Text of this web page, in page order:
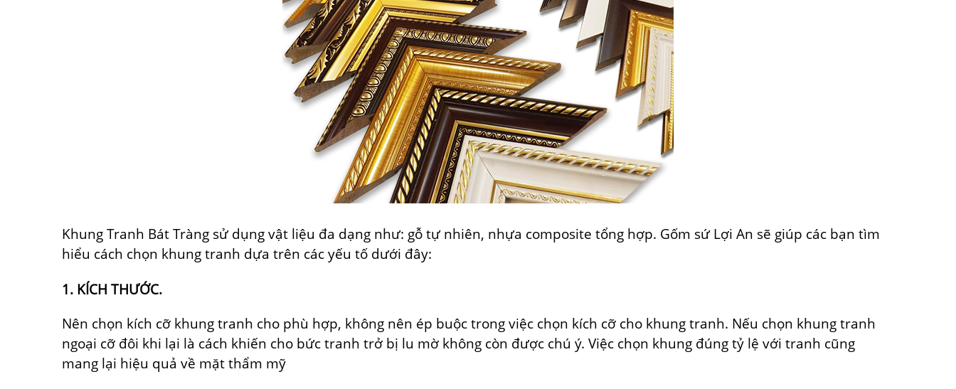
Khung Tranh Bát Tràng sử dụng vật liệu đa dạng như: gỗ tự nhiên, nhựa composite tổng hợp. Gốm sứ Lợi An sẽ giúp các bạn tìm
hiểu cách chọn khung tranh dựa trên các yếu tố dưới đây:
1. KÍCH THƯỚC.
Nên chọn kích cỡ khung tranh cho phù hợp, không nên ép buộc trong việc chọn kích cỡ cho khung tranh. Nếu chọn khung tranh
ngoại cỡ đôi khi lại là cách khiến cho bức tranh trở bị lu mờ không còn được chú ý. Việc chọn khung đúng tỷ lệ với tranh cũng
mang lại hiệu quả về mặt thẩm mỹ